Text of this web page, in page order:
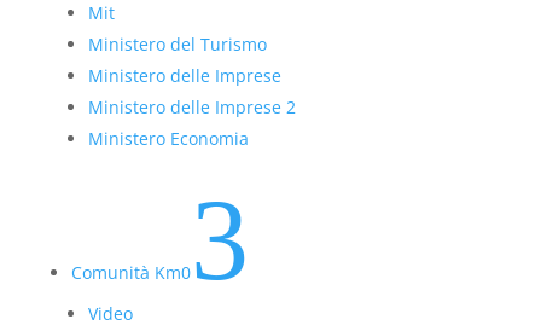
Mit
Ministero del Turismo
Ministero delle Imprese
Ministero delle Imprese 2
Ministero Economia
Comunità Km03
Video